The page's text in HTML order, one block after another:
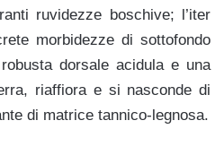
ruvidezze boschive; l’iter
morbidezze di sottofondo
dorsale acidula e una
riaffiora e si nasconde di
di matrice tannico-legnosa.